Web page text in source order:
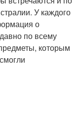
У каждого
о
по всему
которым